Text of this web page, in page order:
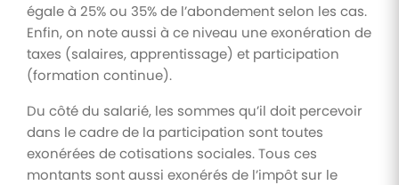
égale à 25% ou 35% de l’abondement selon les cas.
Enfin, on note aussi à ce niveau une exonération de
taxes (salaires, apprentissage) et participation
(formation continue).
Du côté du salarié, les sommes qu’il doit percevoir
dans le cadre de la participation sont toutes
exonérées de cotisations sociales. Tous ces
montants sont aussi exonérés de l’impôt sur le